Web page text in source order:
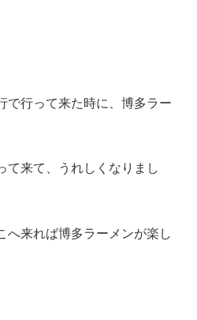
で行って来た時に、博多ラー
て来て、うれしくなりまし
へ来れば博多ラーメンが楽し